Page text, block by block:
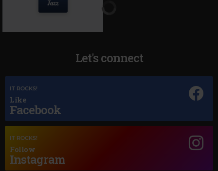
Magic Jazz
Let's connect
IT ROCKS!
Like
Facebook
IT ROCKS!
Follow
Instagram